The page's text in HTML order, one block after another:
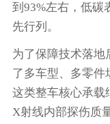
到93%左右，低碳
先行列。
为了保障技术落地
了多车型、多零件
这类整车核心承载
X射线内部探伤质